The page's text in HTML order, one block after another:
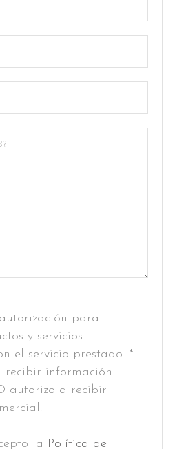
para
y servicios
el servicio prestado. *
recibir información
autorizo a recibir
la Política de